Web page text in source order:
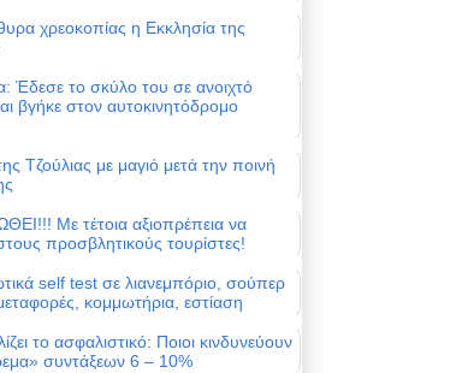
χρεοκοπίας η Εκκλησία της
Έδεσε το σκύλο του σε ανοιχτό
βγήκε στον αυτοκινητόδρομο
Τζούλιας με μαγιό μετά την ποινή
Με τέτοια αξιοπρέπεια να
προσβλητικούς τουρίστες!
self test σε λιανεμπόριο, σούπερ
κομμωτήρια, εστίαση
το ασφαλιστικό: Ποιοι κινδυνεύουν
συντάξεων 6 – 10%